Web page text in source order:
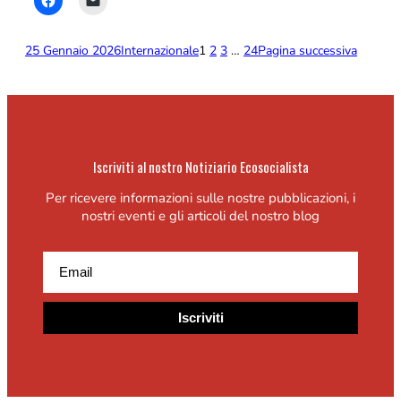
25 Gennaio 2026Internazionale1 2 3 … 24Pagina successiva
Iscriviti al nostro Notiziario Ecosocialista
Per ricevere informazioni sulle nostre pubblicazioni, i
nostri eventi e gli articoli del nostro blog
Iscriviti